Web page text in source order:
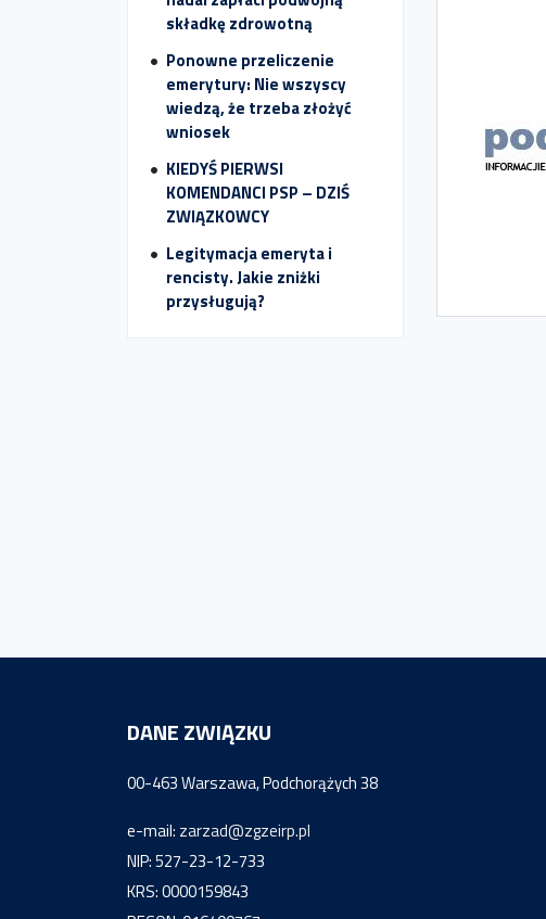
składkę zdrowotną
Ponowne przeliczenie
emerytury: Nie wszyscy
wiedzą, że trzeba złożyć
wniosek
KIEDYŚ PIERWSI
KOMENDANCI PSP – DZIŚ
ZWIĄZKOWCY
Legitymacja emeryta i
rencisty. Jakie zniżki
przysługują?
DANE ZWIĄZKU
00-463 Warszawa, Podchorążych 38
e-mail: zarzad@zgzeirp.pl
NIP: 527-23-12-733
KRS: 0000159843